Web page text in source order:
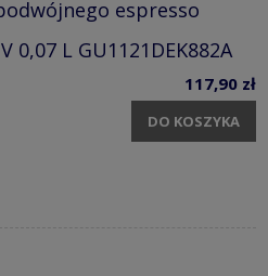
espresso
0,07 L GU1121DEK882A
117,90 zł
DO KOSZYKA